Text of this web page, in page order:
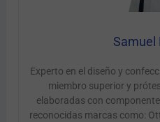
Samuel
Experto en el diseño y
miembro superior y
elaboradas con
reconocidas marcas como: